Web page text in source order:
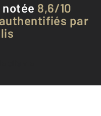
notée 8,6/10
par
clients